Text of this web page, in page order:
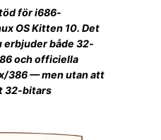
för i686-
OS Kitten 10. Det
både 32-
och officiella
386 — men utan att
32-bitars